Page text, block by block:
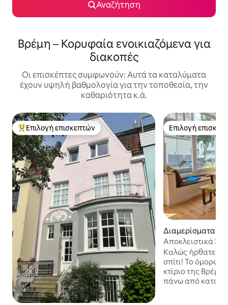
Αναζήτηση
Βρέμη – Κορυφαία ενοικιαζόμενα για
διακοπές
Οι επισκέπτες συμφωνούν: Αυτά τα καταλύματα
έχουν υψηλή βαθμολογία για την τοποθεσία, την
καθαριότητα κ.ά.
Κορυφαία επιλογή επισκεπτών
Επιλογή επισκεπτών Επιλογή
Επιλογή
Διαμερίσματα σε
κία στην πόλη
Αποκλειστικά 3
Έκθεση | Κέντρο
Καλώς ήρθατε
σπίτι! Το όμορφο διαμέρισμα στο παλιό
κτίριο της
πάνω από